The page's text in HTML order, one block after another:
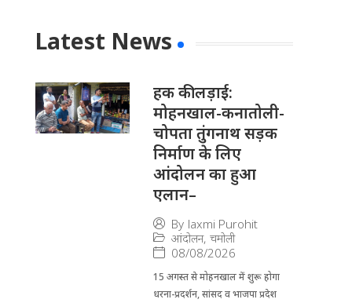
Latest News
हक की लड़ाई:
मोहनखाल-कनातोली-
चोपता तुंगनाथ सड़क
निर्माण के लिए
आंदोलन का हुआ
एलान–
By laxmi Purohit
आंदोलन, चमोली
08/08/2026
15 अगस्त से मोहनखाल में शुरू होगा
धरना-प्रदर्शन, सांसद व भाजपा प्रदेश